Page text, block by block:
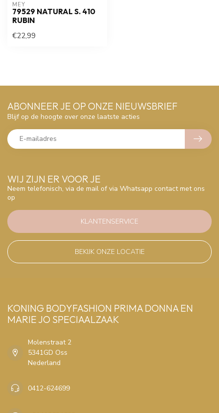
MEY
79529 NATURAL S. 410
RUBIN
€22,99
WIJ ZIJN ER VOOR JE
Neem telefonisch, via de mail of via Whatsapp contact met ons
op
KLANTENSERVICE
BEKIJK ONZE LOCATIE
ABONNEER JE OP ONZE NIEUWSBRIEF
Blijf op de hoogte over onze laatste acties
KONING BODYFASHION PRIMA DONNA EN
MARIE JO SPECIAALZAAK
Molenstraat 2
5341GD Oss
Nederland
0412-624699